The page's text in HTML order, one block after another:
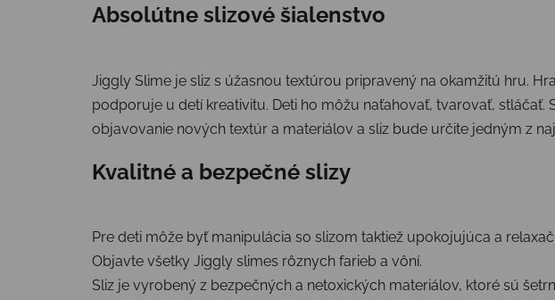
Absolútne slizové šialenstvo
Jiggly Slime je sliz s úžasnou textúrou pripravený na okamžitú hru.
podporuje u detí kreativitu. Deti ho môžu naťahovať, tvarovať,
objavovanie nových textúr a materiálov a sliz bude určite jedným z
Kvalitné a bezpečné slizy
Pre deti môže byť manipulácia so slizom taktiež upokojujúca a
Objavte všetky Jiggly slimes rôznych farieb a vôní.
Sliz je vyrobený z bezpečných a netoxických materiálov, ktoré sú